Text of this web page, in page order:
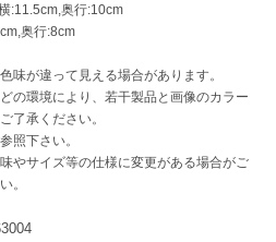
:11.5cm,奥行:10cm
奥行:8cm
が違って見える場合があります。
の環境により、若干製品と画像のカラー
了承ください。
照下さい。
やサイズ等の仕様に変更がある場合がご
。